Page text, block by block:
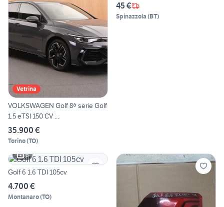
Vetrina
VOLKSWAGEN Golf 8ª serie Golf
1.5 eTSI 150 CV ...
35.900 €
Torino(TO)
45 €
Spinazzola (BT)
6
Golf 6 1.6 TDI 105cv
4.700 €
Montanaro(TO)